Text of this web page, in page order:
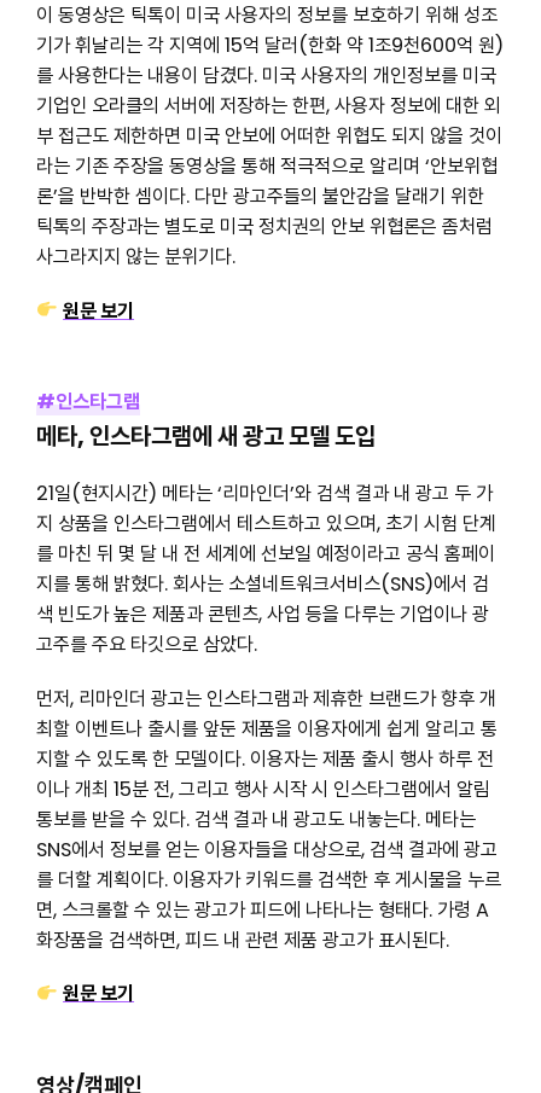
이 동영상은 틱톡이 미국 사용자의 정보를 보호하기 위해 성조
기가 휘날리는 각 지역에 15억 달러(한화 약 1조9천600억 원)
를 사용한다는 내용이 담겼다. 미국 사용자의 개인정보를 미국
기업인 오라클의 서버에 저장하는 한편, 사용자 정보에 대한 외
부 접근도 제한하면 미국 안보에 어떠한 위협도 되지 않을 것이
라는 기존 주장을 동영상을 통해 적극적으로 알리며 ‘안보위협
론’을 반박한 셈이다. 다만 광고주들의 불안감을 달래기 위한
틱톡의 주장과는 별도로 미국 정치권의 안보 위협론은 좀처럼
사그라지지 않는 분위기다.
원문 보기
#인스타그램
메타, 인스타그램에 새 광고 모델 도입
21일(현지시간) 메타는 ‘리마인더’와 검색 결과 내 광고 두 가
지 상품을 인스타그램에서 테스트하고 있으며, 초기 시험 단계
를 마친 뒤 몇 달 내 전 세계에 선보일 예정이라고 공식 홈페이
지를 통해 밝혔다. 회사는 소셜네트워크서비스(SNS)에서 검
색 빈도가 높은 제품과 콘텐츠, 사업 등을 다루는 기업이나 광
고주를 주요 타깃으로 삼았다.
먼저, 리마인더 광고는 인스타그램과 제휴한 브랜드가 향후 개
최할 이벤트나 출시를 앞둔 제품을 이용자에게 쉽게 알리고 통
지할 수 있도록 한 모델이다. 이용자는 제품 출시 행사 하루 전
이나 개최 15분 전, 그리고 행사 시작 시 인스타그램에서 알림
통보를 받을 수 있다. 검색 결과 내 광고도 내놓는다. 메타는
SNS에서 정보를 얻는 이용자들을 대상으로, 검색 결과에 광고
를 더할 계획이다. 이용자가 키워드를 검색한 후 게시물을 누르
면, 스크롤할 수 있는 광고가 피드에 나타나는 형태다. 가령 A
화장품을 검색하면, 피드 내 관련 제품 광고가 표시된다.
원문 보기
영상/캠페인